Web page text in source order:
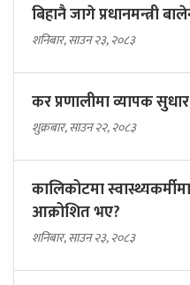
बिहानै जागे प्रधानमन्त्री
शनिबार, साउन २३, २०८३
कर प्रणालीमा व्यापक
शुक्रबार, साउन २२, २०८३
कालिकोटमा
आक्रोशित भए?
शनिबार, साउन २३, २०८३